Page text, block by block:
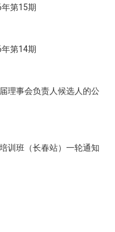
第15期
第14期
理事会负责人候选人的公
训班（长春站）一轮通知